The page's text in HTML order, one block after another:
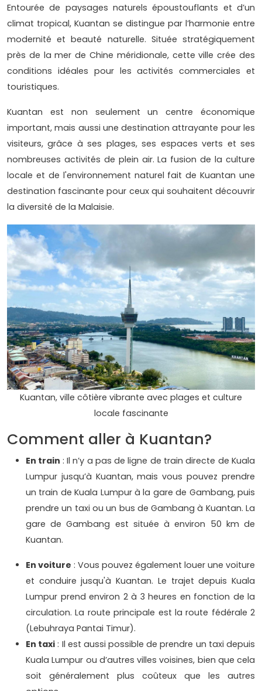
Entourée de paysages naturels époustouflants et d’un
climat tropical, Kuantan se distingue par l’harmonie entre
modernité et beauté naturelle. Située stratégiquement
près de la mer de Chine méridionale, cette ville crée des
conditions idéales pour les activités commerciales et
touristiques.
Kuantan est non seulement un centre économique
important, mais aussi une destination attrayante pour les
visiteurs, grâce à ses plages, ses espaces verts et ses
nombreuses activités de plein air. La fusion de la culture
locale et de l'environnement naturel fait de Kuantan une
destination fascinante pour ceux qui souhaitent découvrir
la diversité de la Malaisie.
Kuantan, ville côtière vibrante avec plages et culture
locale fascinante
Comment aller à Kuantan?
En train : Il n’y a pas de ligne de train directe de Kuala
Lumpur jusqu’à Kuantan, mais vous pouvez prendre
un train de Kuala Lumpur à la gare de Gambang, puis
prendre un taxi ou un bus de Gambang à Kuantan. La
gare de Gambang est située à environ 50 km de
Kuantan.
En voiture : Vous pouvez également louer une voiture
et conduire jusqu'à Kuantan. Le trajet depuis Kuala
Lumpur prend environ 2 à 3 heures en fonction de la
circulation. La route principale est la route fédérale 2
(Lebuhraya Pantai Timur).
En taxi : Il est aussi possible de prendre un taxi depuis
Kuala Lumpur ou d’autres villes voisines, bien que cela
soit généralement plus coûteux que les autres